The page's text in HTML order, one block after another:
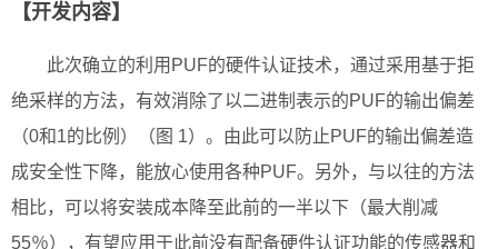
【开发内容】
此次确立的利用PUF的硬件认证技术，通过采用基于拒
绝采样的方法，有效消除了以二进制表示的PUF的输出偏差
（0和1的比例）（图 1）。由此可以防止PUF的输出偏差造
成安全性下降，能放心使用各种PUF。另外，与以往的方法
相比，可以将安装成本降至此前的一半以下（最大削减
55％），有望应用于此前没有配备硬件认证功能的传感器和